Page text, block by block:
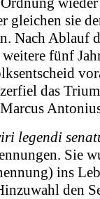
gleichen sie
Nach Ablauf
fünf
das
legendi
Sie
ins
den